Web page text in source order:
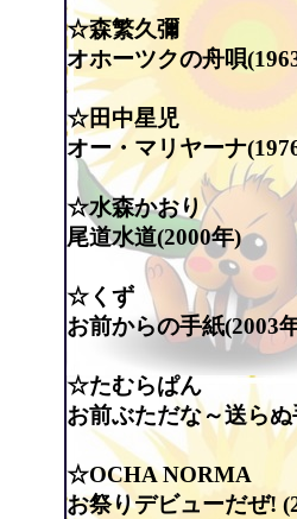
☆森繁久彌
オホーツクの舟唄
☆田中星児
オー・マリヤーナ
☆水森かおり
尾道水道(2000年)
☆くず
お前からの手紙(2003
☆たむらぱん
お前ぶただな～送ら
☆OCHA NORMA
お祭りデビューだぜ!